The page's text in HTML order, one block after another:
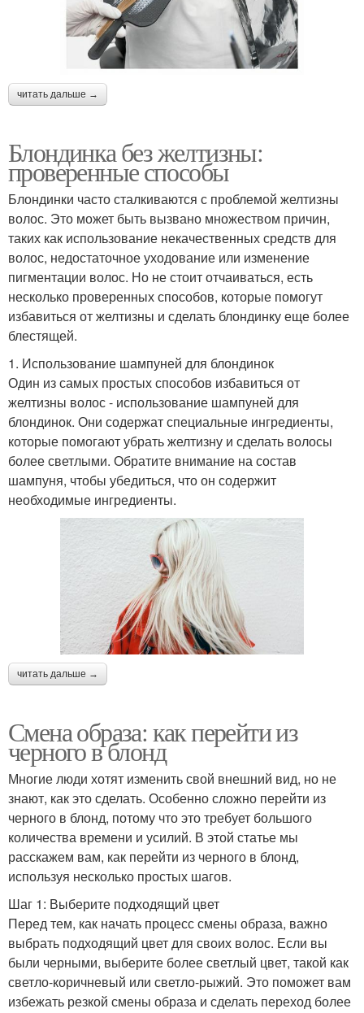
читать дальше →
Блондинка без желтизны:
проверенные способы
Блондинки часто сталкиваются с проблемой желтизны
волос. Это может быть вызвано множеством причин,
таких как использование некачественных средств для
волос, недостаточное уходование или изменение
пигментации волос. Но не стоит отчаиваться, есть
несколько проверенных способов, которые помогут
избавиться от желтизны и сделать блондинку еще более
блестящей.
1. Использование шампуней для блондинок
Один из самых простых способов избавиться от
желтизны волос - использование шампуней для
блондинок. Они содержат специальные ингредиенты,
которые помогают убрать желтизну и сделать волосы
более светлыми. Обратите внимание на состав
шампуня, чтобы убедиться, что он содержит
необходимые ингредиенты.
читать дальше →
Смена образа: как перейти из
черного в блонд
Многие люди хотят изменить свой внешний вид, но не
знают, как это сделать. Особенно сложно перейти из
черного в блонд, потому что это требует большого
количества времени и усилий. В этой статье мы
расскажем вам, как перейти из черного в блонд,
используя несколько простых шагов.
Шаг 1: Выберите подходящий цвет
Перед тем, как начать процесс смены образа, важно
выбрать подходящий цвет для своих волос. Если вы
были черными, выберите более светлый цвет, такой как
светло-коричневый или светло-рыжий. Это поможет вам
избежать резкой смены образа и сделать переход более